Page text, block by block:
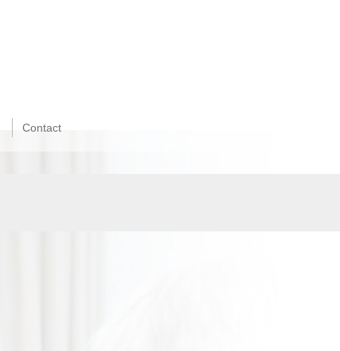
Contact